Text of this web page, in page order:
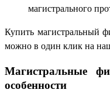
магистрального
Купить магистральный
можно в один клик на
Магистральные
особенности